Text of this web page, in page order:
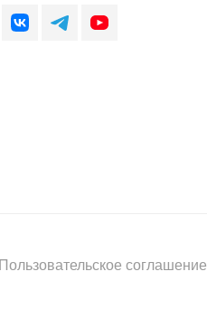
Пользовательское соглашение